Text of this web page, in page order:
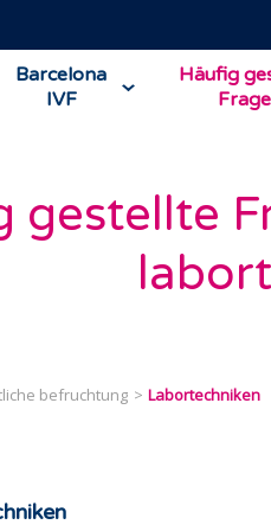
Barcelona
IVF
Häufig
gestellte
befruchtung Labortechniken